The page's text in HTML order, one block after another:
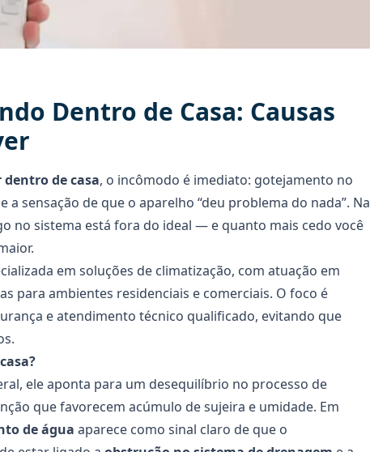
Dentro de Casa: Causas
de casa, o incômodo é imediato: gotejamento no
sensação de que o aparelho “deu problema do nada”. Na
no sistema está fora do ideal — e quanto mais cedo você
em soluções de climatização, com atuação em
para ambientes residenciais e comerciais. O foco é
e atendimento técnico qualificado, evitando que
ele aponta para um desequilíbrio no processo de
que favorecem acúmulo de sujeira e umidade. Em
de água aparece como sinal claro de que o